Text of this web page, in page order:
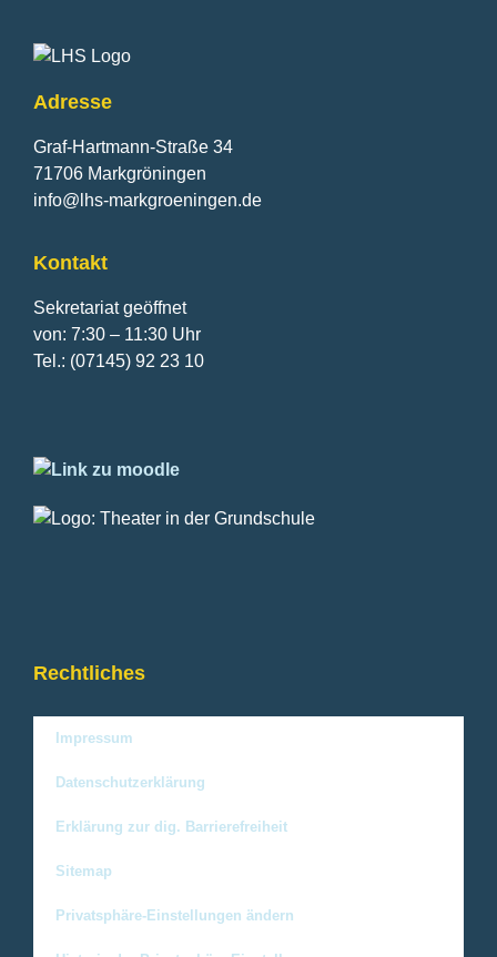
Adresse
Graf-Hartmann-Straße 34
71706 Markgröningen
info@lhs-markgroeningen.de
Kontakt
Sekretariat geöffnet
von: 7:30 – 11:30 Uhr
Tel.: (07145) 92 23 10
Rechtliches
Impressum
Datenschutzerklärung
Erklärung zur dig. Barrierefreiheit
Sitemap
Privatsphäre-Einstellungen ändern